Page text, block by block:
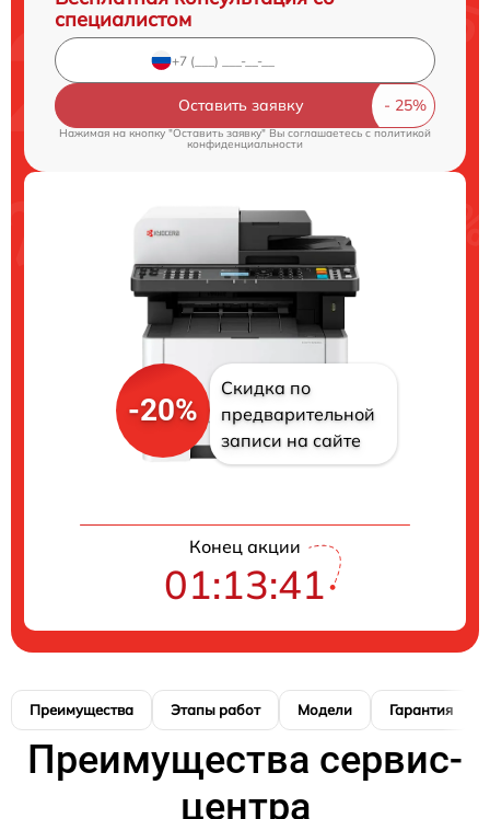
специалистом
Оставить заявку
Нажимая на кнопку "Оставить заявку" Вы соглашаетесь c политикой
конфиденциальности
-20%
Скидка по
предварительной
записи на сайте
Конец акции
01:13:40
Преимущества Этапы работ Модели Гарантия
Преимущества сервис-
центра